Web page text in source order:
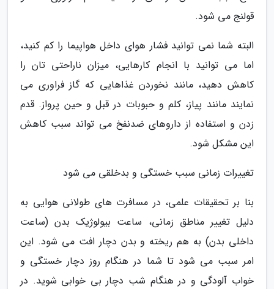
قولنج می شود.
البته شما نمی توانید فشار هوای داخل هواپیما را کم کنید،
اما می توانید با انجام کارهایی، میزان ناراحتی تان را
کاهش دهید، مانند نخوردن غذاهایی که گاز فراوری می
نمایند مانند پیاز، کلم و حبوبات در قبل و حین پرواز. قدم
زدن و استفاده از داروهای ضدنفخ می تواند سبب کاهش
این مشکل شود.
تغییرات زمانی سبب خستگی و بدخلقی می شود
بنا بر تحقیقات علمی، در مسافرت های طولانی هوایی به
دلیل تغییر مناطق زمانی، ساعت بیولوژیک بدن (ساعت
داخلی بدن) به هم ریخته و بدن دچار افت می شود. این
امر سبب می شود تا شما در هنگام روز دچار خستگی و
خواب آلودگی و در هنگام شب دچار بی خوابی شوید. در